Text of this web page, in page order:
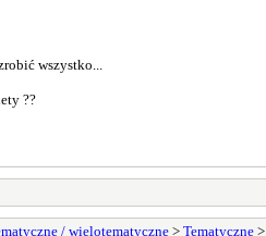
wszystko...
??
/ wielotematyczne > Tematyczne >